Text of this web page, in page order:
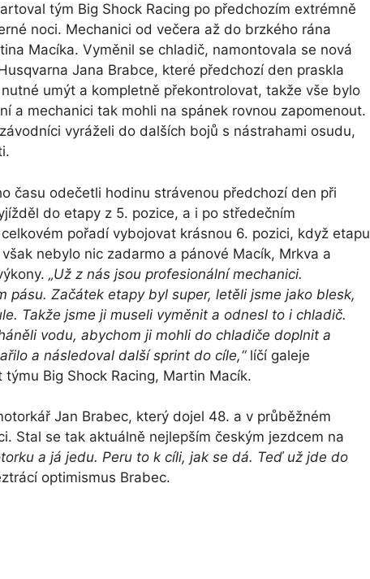
tým Big Shock Racing po předchozím extrémně
noci. Mechanici od večera až do brzkého rána
Macíka. Vyměnil se chladič, namontovala se nová
Jana Brabce, které předchozí den praskla
umýt a kompletně překontrolovat, takže vše bylo
a mechanici tak mohli na spánek rovnou zapomenout.
vyráželi do dalších bojů s nástrahami osudu,
času odečetli hodinu strávenou předchozí den při
do etapy z 5. pozice, a i po středečním
pořadí vybojovat krásnou 6. pozici, když etapu
nebylo nic zadarmo a pánové Macík, Mrkva a
„Už z nás jsou profesionální mechanici.
pásu. Začátek etapy byl super, letěli jsme jako blesk,
Takže jsme ji museli vyměnit a odnesl to i chladič.
vodu, abychom ji mohli do chladiče doplnit a
a následoval další sprint do cíle,“líčí galeje
Big Shock Racing, Martin Macík.
Jan Brabec, který dojel 48. a v průběžném
Stal se tak aktuálně nejlepším českým jezdcem na
a já jedu. Peru to k cíli, jak se dá. Teď už jde do
optimismus Brabec.